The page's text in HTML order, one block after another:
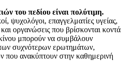
του πεδίου είναι πολύτιμη.
ψυχολόγοι, επαγγελματίες υγείας,
οργανώσεις που βρίσκονται κοντά
μπορούν να συμβάλουν
συχνότερων ερωτημάτων,
που ανακύπτουν στην καθημερινή